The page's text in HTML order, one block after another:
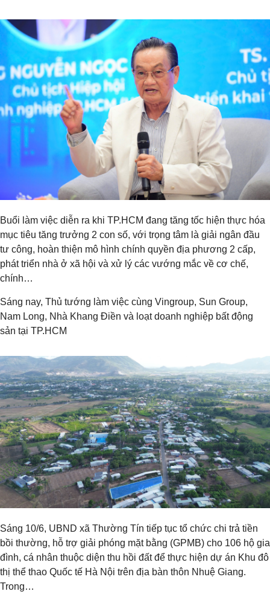
Buổi làm việc diễn ra khi TP.HCM đang tăng tốc hiện thực hóa
mục tiêu tăng trưởng 2 con số, với trọng tâm là giải ngân đầu
tư công, hoàn thiện mô hình chính quyền địa phương 2 cấp,
phát triển nhà ở xã hội và xử lý các vướng mắc về cơ chế,
chính…
Sáng nay, Thủ tướng làm việc cùng Vingroup, Sun Group,
Nam Long, Nhà Khang Điền và loạt doanh nghiệp bất động
sản tại TP.HCM
Sáng 10/6, UBND xã Thường Tín tiếp tục tổ chức chi trả tiền
bồi thường, hỗ trợ giải phóng mặt bằng (GPMB) cho 106 hộ gia
đình, cá nhân thuộc diện thu hồi đất để thực hiện dự án Khu đô
thị thể thao Quốc tế Hà Nội trên địa bàn thôn Nhuệ Giang.
Trong…